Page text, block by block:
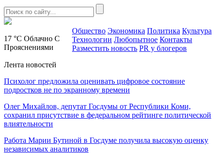
17 °C Облачно С
Прояснениями
Общество Экономика Политика Культура
Технологии Любопытное Контакты
Разместить новость PR у блогеров
Лента новостей
Психолог предложила оценивать цифровое состояние
подростков не по экранному времени
Олег Михайлов, депутат Госдумы от Республики Коми,
сохранил присутствие в федеральном рейтинге политической
влиятельности
Работа Марии Бутиной в Госдуме получила высокую оценку
независимых аналитиков